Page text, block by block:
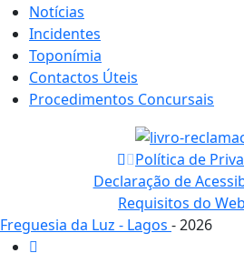
Notícias
Incidentes
Toponímia
Contactos Úteis
Procedimentos Concursais
Política de
Declaração de
Requisitos do
Freguesia da Luz - Lagos - 2026